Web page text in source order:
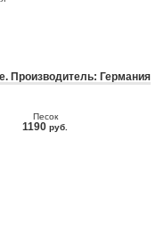
Производитель: Германия
Песок
1190 руб.